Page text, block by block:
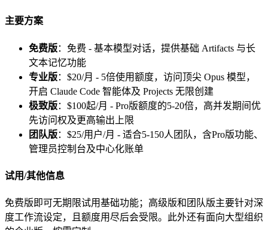
主要方案
免费版：免费 - 基本模型对话，提供基础 Artifacts 与长
文本记忆功能
专业版：$20/月 - 5倍使用额度，访问顶尖 Opus 模型，
开启 Claude Code 智能体及 Projects 无限创建
极致版：$100起/月 - Pro版额度的5-20倍，高并发期间优
先访问权及更高输出上限
团队版：$25/用户/月 - 适合5-150人团队，含Pro版功能、
管理员控制台及中心化账单
试用/其他信息
免费版即可无期限试用基础功能；高级版和团队版主要针对深
度工作流设定，且额度用尽后会受限。此外还有面向大型组织